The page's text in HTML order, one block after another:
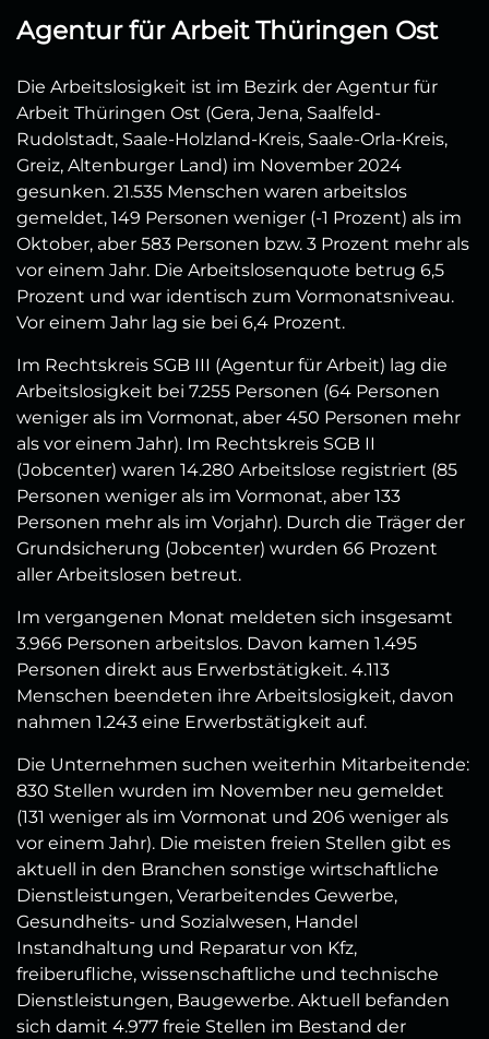
Agentur für Arbeit Thüringen Ost
Die Arbeitslosigkeit ist im Bezirk der Agentur für
Arbeit Thüringen Ost (Gera, Jena, Saalfeld-
Rudolstadt, Saale-Holzland-Kreis, Saale-Orla-Kreis,
Greiz, Altenburger Land) im November 2024
gesunken. 21.535 Menschen waren arbeitslos
gemeldet, 149 Personen weniger (-1 Prozent) als im
Oktober, aber 583 Personen bzw. 3 Prozent mehr als
vor einem Jahr. Die Arbeitslosenquote betrug 6,5
Prozent und war identisch zum Vormonatsniveau.
Vor einem Jahr lag sie bei 6,4 Prozent.
Im Rechtskreis SGB III (Agentur für Arbeit) lag die
Arbeitslosigkeit bei 7.255 Personen (64 Personen
weniger als im Vormonat, aber 450 Personen mehr
als vor einem Jahr). Im Rechtskreis SGB II
(Jobcenter) waren 14.280 Arbeitslose registriert (85
Personen weniger als im Vormonat, aber 133
Personen mehr als im Vorjahr). Durch die Träger der
Grundsicherung (Jobcenter) wurden 66 Prozent
aller Arbeitslosen betreut.
Im vergangenen Monat meldeten sich insgesamt
3.966 Personen arbeitslos. Davon kamen 1.495
Personen direkt aus Erwerbstätigkeit. 4.113
Menschen beendeten ihre Arbeitslosigkeit, davon
nahmen 1.243 eine Erwerbstätigkeit auf.
Die Unternehmen suchen weiterhin Mitarbeitende:
830 Stellen wurden im November neu gemeldet
(131 weniger als im Vormonat und 206 weniger als
vor einem Jahr). Die meisten freien Stellen gibt es
aktuell in den Branchen sonstige wirtschaftliche
Dienstleistungen, Verarbeitendes Gewerbe,
Gesundheits- und Sozialwesen, Handel
Instandhaltung und Reparatur von Kfz,
freiberufliche, wissenschaftliche und technische
Dienstleistungen, Baugewerbe. Aktuell befanden
sich damit 4.977 freie Stellen im Bestand der